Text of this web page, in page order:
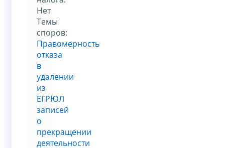
Нет
Темы
споров:
Правомерность
отказа
в
удалении
из
ЕГРЮЛ
записей
о
прекращении
деятельности